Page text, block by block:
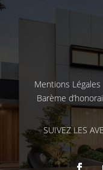
Mentions Légales
Barème
SUIVEZ LES